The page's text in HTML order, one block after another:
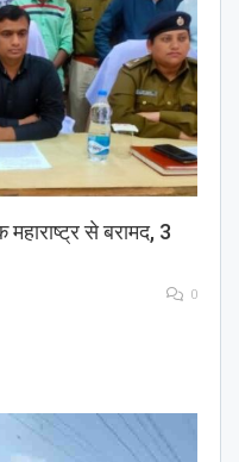
से बरामद, 3
0